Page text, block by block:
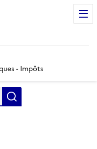
- Impôts
mots clés, partie du